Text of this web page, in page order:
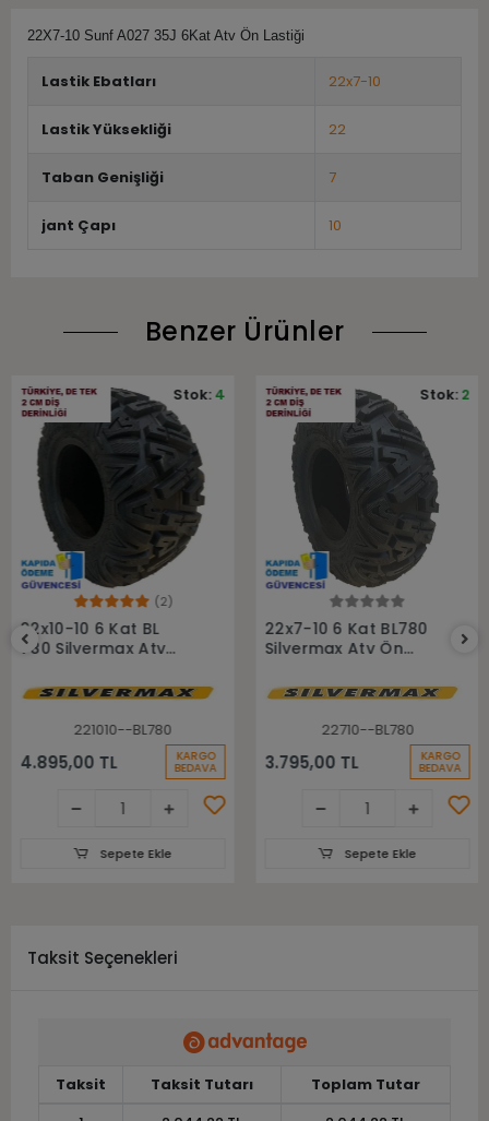
22X7-10 Sunf A027 35J 6Kat Atv Ön Lastiği
Lastik Ebatları 22x7-10
Lastik Yüksekliği 22
Taban Genişliği 7
jant Çapı 10
Benzer Ürünler
(2)
22x10-10 6 Kat BL
780 Silvermax Atv
221010--BL780
4.895,00 TL KARGO
BEDAVA
Stok:4
Sepete Ekle
22x7-10 6 Kat BL780
Silvermax Atv Ön
22710--BL780
3.795,00 TL KARGO
BEDAVA
Stok:2
Sepete Ekle
Taksit Seçenekleri
Taksit Taksit Tutarı
Toplam Tutar